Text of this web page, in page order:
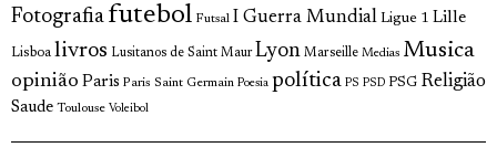
Fotografia futebol Futsal I Guerra Mundial Ligue 1 Lille
Lisboa livros Lusitanos de Saint Maur Lyon Marseille Medias Musica
opinião Paris Paris Saint Germain Poesia política PS PSD PSG Religião
Saude Toulouse Voleibol